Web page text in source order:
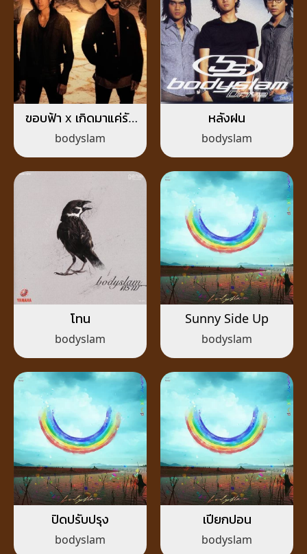
ขอบฟ้า x เกิดมาแค่รัก
กัน
bodyslam
หลังฝน
bodyslam
โทน
bodyslam
Sunny Side Up
bodyslam
ปิดปรับปรุง
bodyslam
เปียกปอน
bodyslam